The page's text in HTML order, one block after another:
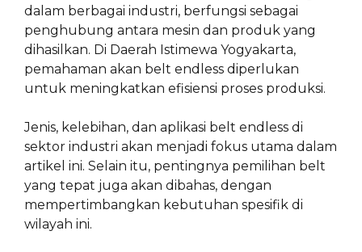
dalam berbagai industri, berfungsi sebagai
penghubung antara mesin dan produk yang
dihasilkan. Di Daerah Istimewa Yogyakarta,
pemahaman akan belt endless diperlukan
untuk meningkatkan efisiensi proses produksi.
Jenis, kelebihan, dan aplikasi belt endless di
sektor industri akan menjadi fokus utama dalam
artikel ini. Selain itu, pentingnya pemilihan belt
yang tepat juga akan dibahas, dengan
mempertimbangkan kebutuhan spesifik di
wilayah ini.